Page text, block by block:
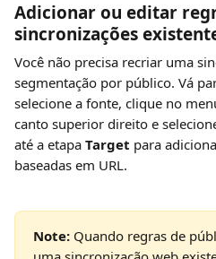
Adicionar ou editar
sincronizações
Você não precisa recriar uma
segmentação por público. Vá
selecione a fonte, clique no
canto superior direito e
até a etapa Target para
baseadas em URL.
Note: Quando regras de